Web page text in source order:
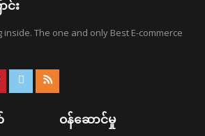
င်း
The one and only Best E-commerce
ဝန်ဆောင်မှု